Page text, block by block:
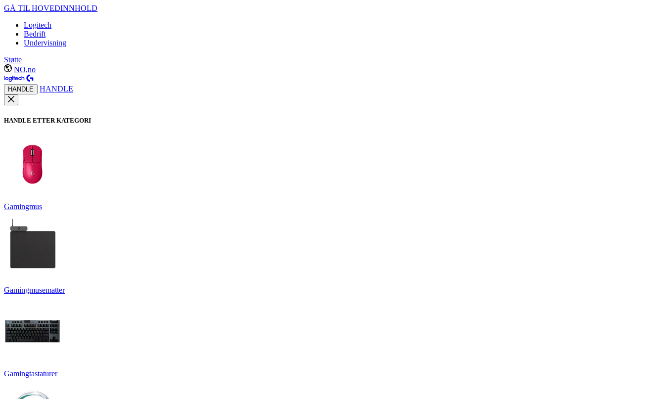
GÅ TIL HOVEDINNHOLD
Logitech
Bedrift
Undervisning
Støtte
NO,no
HANDLE HANDLE
HANDLE ETTER KATEGORI
Gamingmus
Gamingmusematter
Gamingtastaturer